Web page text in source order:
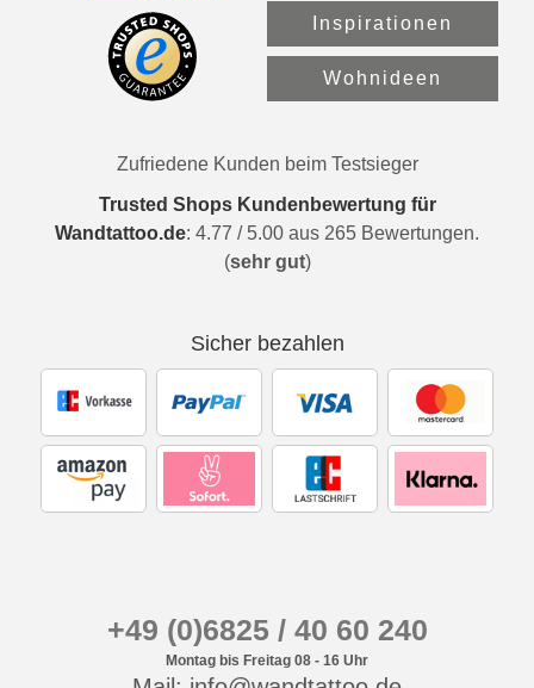
Inspirationen
Wohnideen
Zufriedene Kunden beim Testsieger
Trusted Shops Kundenbewertung für
Wandtattoo.de: 4.77 / 5.00 aus 265 Bewertungen.
(sehr gut)
Sicher bezahlen
+49 (0)6825 / 40 60 240
Montag bis Freitag 08 - 16 Uhr